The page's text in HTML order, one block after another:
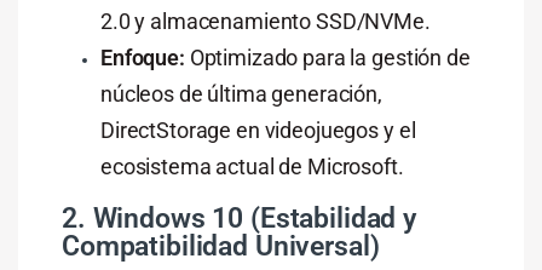
2.0 y almacenamiento SSD/NVMe.
Enfoque: Optimizado para la gestión de
núcleos de última generación,
DirectStorage en videojuegos y el
ecosistema actual de Microsoft.
2. Windows 10 (Estabilidad y
Compatibilidad Universal)